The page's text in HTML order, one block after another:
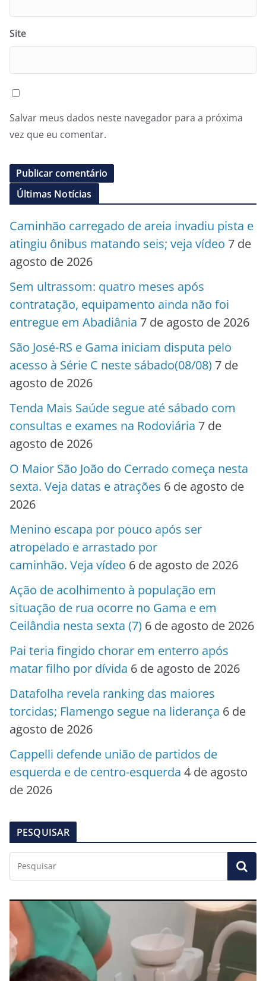
Site
Salvar meus dados neste navegador para a próxima
vez que eu comentar.
Últimas Notícias
Caminhão carregado de areia invadiu pista e
atingiu ônibus matando seis; veja vídeo 7 de
agosto de 2026
Sem ultrassom: quatro meses após
contratação, equipamento ainda não foi
entregue em Abadiânia 7 de agosto de 2026
São José-RS e Gama iniciam disputa pelo
acesso à Série C neste sábado(08/08) 7 de
agosto de 2026
Tenda Mais Saúde segue até sábado com
consultas e exames na Rodoviária 7 de
agosto de 2026
O Maior São João do Cerrado começa nesta
sexta. Veja datas e atrações 6 de agosto de
2026
Menino escapa por pouco após ser
atropelado e arrastado por
caminhão. Veja vídeo 6 de agosto de 2026
Ação de acolhimento à população em
situação de rua ocorre no Gama e em
Ceilândia nesta sexta (7) 6 de agosto de 2026
Pai teria fingido chorar em enterro após
matar filho por dívida 6 de agosto de 2026
Datafolha revela ranking das maiores
torcidas; Flamengo segue na liderança 6 de
agosto de 2026
Cappelli defende união de partidos de
esquerda e de centro-esquerda 4 de agosto
de 2026
PESQUISAR